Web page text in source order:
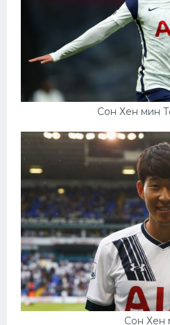
Сон Хен мин
Сон Хен